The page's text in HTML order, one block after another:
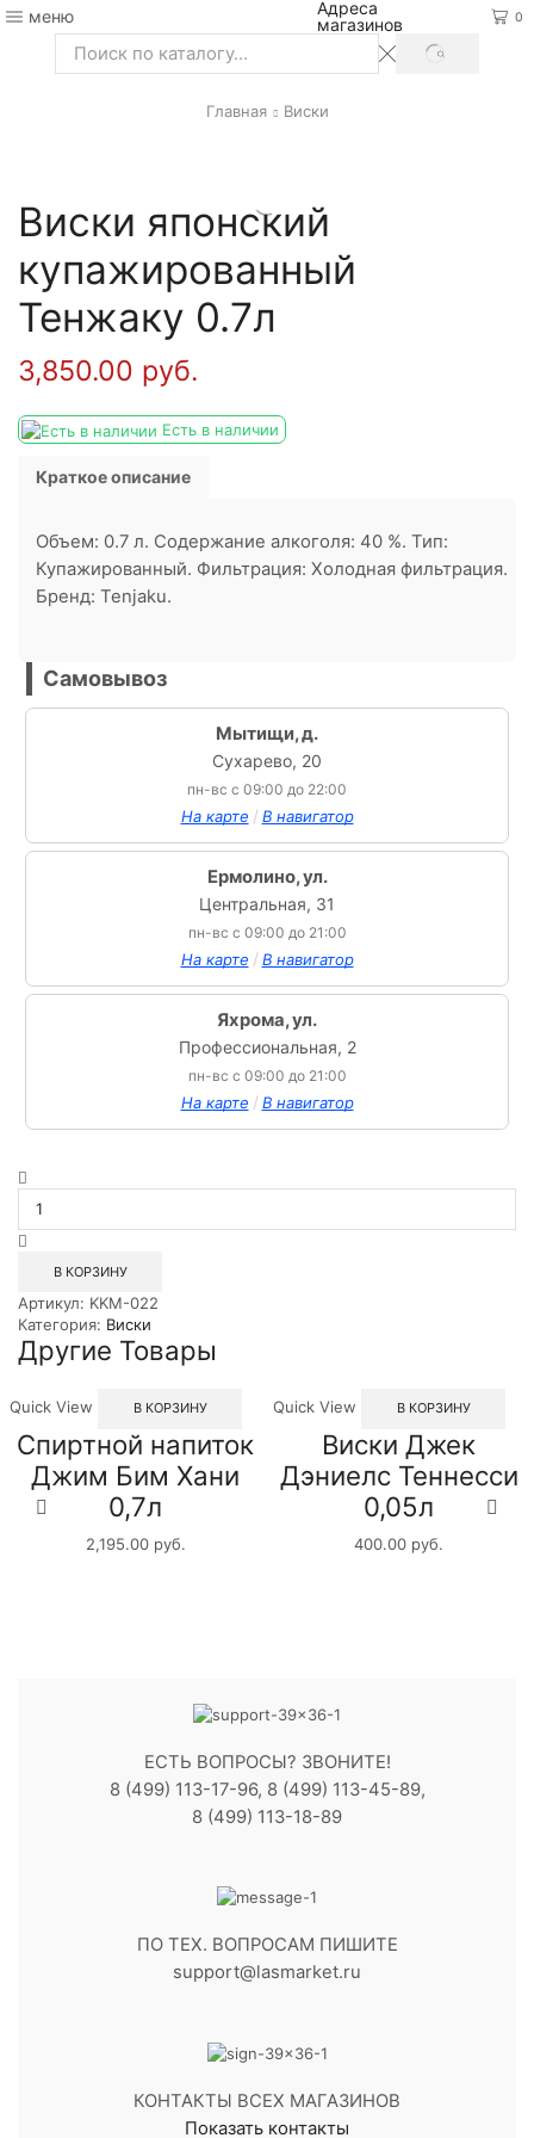
меню
Адреса
магазинов
0
Search
SEARCH
Главная Виски
Виски японский
купажированный
Тенжаку 0.7л
3,850.00 руб.
Есть в наличии
Краткое описание
Объем: 0.7 л. Содержание алкоголя: 40 %. Тип:
Купажированный. Фильтрация: Холодная фильтрация.
Бренд: Tenjaku.
Самовывоз
Мытищи, д.
Сухарево, 20
пн-вс с 09:00 до 22:00
На карте / В навигатор
Ермолино, ул.
Центральная, 31
пн-вс с 09:00 до 21:00
На карте / В навигатор
Яхрома, ул.
Профессиональная, 2
пн-вс с 09:00 до 21:00
На карте / В навигатор
товара
Виски
купажированный
0.7л
В КОРЗИНУ
Артикул: KKM-022
Категория: Виски
Другие Товары
Quick View В КОРЗИНУ
Спиртной напиток
Джим Бим Хани
0,7л
2,195.00 руб.
Quick View В КОРЗИНУ
Виски Джек
Дэниелс Теннесси
0,05л
400.00 руб.
ЕСТЬ ВОПРОСЫ? ЗВОНИТЕ!
8 (499) 113-17-96, 8 (499) 113-45-89,
8 (499) 113-18-89
ПО ТЕХ. ВОПРОСАМ ПИШИТЕ
support@lasmarket.ru
КОНТАКТЫ ВСЕХ МАГАЗИНОВ
Показать контакты